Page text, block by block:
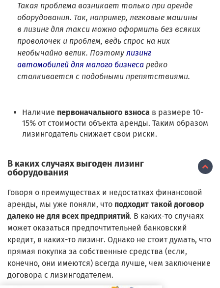
Такая проблема возникает только при аренде
оборудования. Так, например, легковые машины
в лизинг для такси можно оформить без всяких
проволочек и проблем, ведь спрос на них
необычайно велик. Поэтому лизинг
автомобилей для малого бизнеса редко
сталкивается с подобными препятствиями.
Наличие первоначального взноса в размере 10-
15% от стоимости объекта аренды. Таким образом
лизингодатель снижает свои риски.
В каких случаях выгоден лизинг
оборудования
Говоря о преимуществах и недостатках финансовой
аренды, мы уже поняли, что подходит такой договор
далеко не для всех предприятий. В каких-то случаях
может оказаться предпочтительней банковский
кредит, в каких-то лизинг. Однако не стоит думать, что
прямая покупка за собственные средства (если,
конечно, они имеются) всегда лучше, чем заключение
договора с лизингодателем.